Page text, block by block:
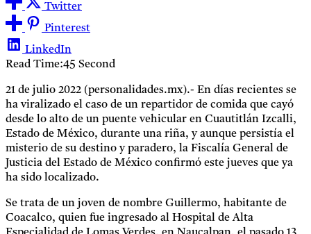
Twitter
Pinterest
LinkedIn
Read Time:45 Second
21 de julio 2022 (personalidades.mx).- En días recientes se
ha viralizado el caso de un repartidor de comida que cayó
desde lo alto de un puente vehicular en Cuautitlán Izcalli,
Estado de México, durante una riña, y aunque persistía el
misterio de su destino y paradero, la Fiscalía General de
Justicia del Estado de México confirmó este jueves que ya
ha sido localizado.
Se trata de un joven de nombre Guillermo, habitante de
Coacalco, quien fue ingresado al Hospital de Alta